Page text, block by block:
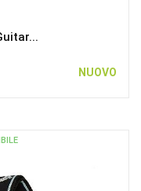
NUOVO